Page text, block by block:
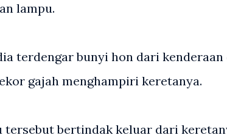
lampu.
terdengar bunyi hon dari
gajah menghampiri keretanya.
tersebut bertindak keluar dari